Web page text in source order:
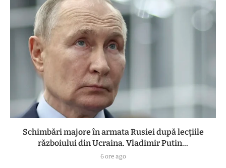
Schimbări majore în armata Rusiei după lecțiile
războiului din Ucraina. Vladimir Putin...
6 ore ago